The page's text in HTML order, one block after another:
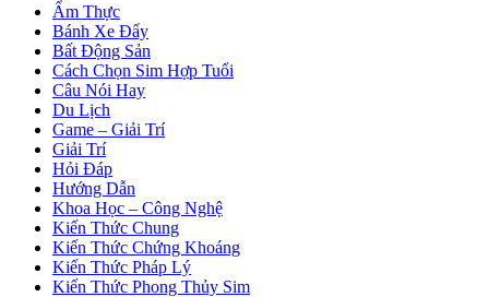
Ẩm Thực
Bánh Xe Đẩy
Bất Động Sản
Cách Chọn Sim Hợp Tuổi
Câu Nói Hay
Du Lịch
Game – Giải Trí
Giải Trí
Hỏi Đáp
Hướng Dẫn
Khoa Học – Công Nghệ
Kiến Thức Chung
Kiến Thức Chứng Khoáng
Kiến Thức Pháp Lý
Kiến Thức Phong Thủy Sim